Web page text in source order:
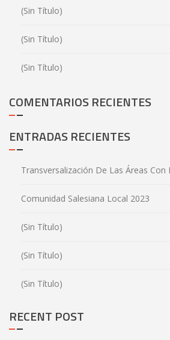
(sin Título)
(sin Título)
(sin Título)
COMENTARIOS RECIENTES
ENTRADAS RECIENTES
Transversalización De Las Áreas
Comunidad Salesiana Local 2023
(sin Título)
(sin Título)
(sin Título)
RECENT POST